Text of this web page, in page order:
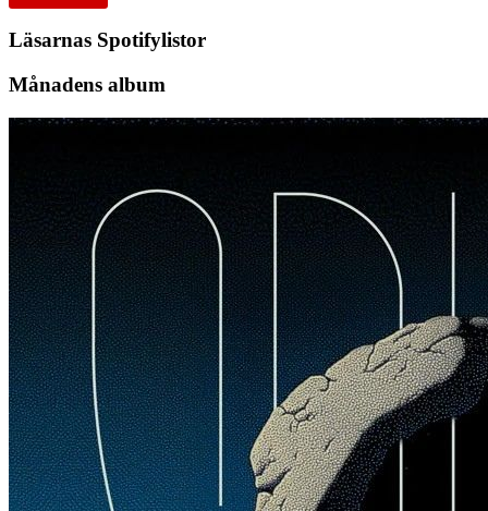
Läsarnas Spotifylistor
Månadens album